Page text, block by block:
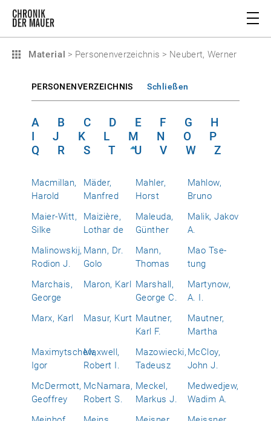
Material > Personenverzeichnis > Neubert, Werner
PERSONENVERZEICHNIS Schließen
A B C D E F G
H
I
J K L M N O
P
Q
R S T U V W Z
Macmillan,
Harold
Mäder,
Manfred
Mahler,
Horst
Mahlow,
Bruno
Maier-Witt,
Silke
Maizière,
Lothar de
Maleuda,
Günther
Malik, Jakov
A.
Malinowskij,
Rodion J.
Mann, Dr.
Golo
Mann,
Thomas
Mao Tse-
tung
Marchais,
George
Maron, Karl Marshall,
George C.
Martynow,
A. I.
Marx, Karl
Masur, Kurt Mautner,
Karl F.
Mautner,
Martha
Maximytschew,
Igor
Maxwell,
Robert I.
Mazowiecki,
Tadeusz
McCloy,
John J.
McDermott,
Geoffrey
McNamara,
Robert S.
Meckel,
Markus J.
Medwedjew,
Wadim A.